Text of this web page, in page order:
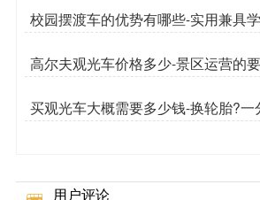
校园摆渡车的优势有哪些-实用兼具
貌[五菱]
高尔夫观光车价格多少-景区运营的
菱]
买观光车大概需要多少钱-换轮胎?一
会[五菱]
用户评论